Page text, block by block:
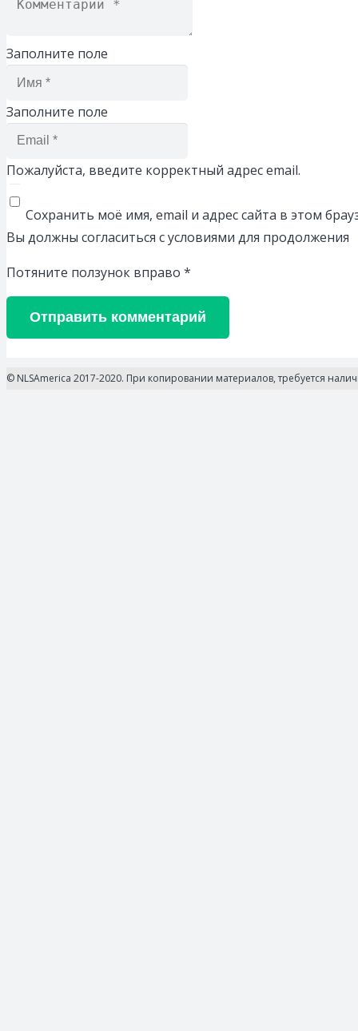
Заполните поле
Заполните поле
Пожалуйста, введите корректный адрес email.
Сохранить моё имя, email и адрес сайта в этом
Вы должны согласиться с условиями для продолжения
Потяните ползунок вправо *
Отправить комментарий
© NLSAmerica 2017-2020. При копировании материалов, требуется